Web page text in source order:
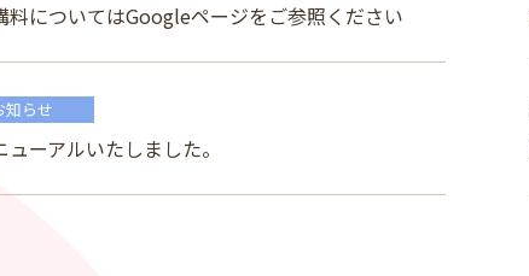
料についてはGoogleページをご参照ください
知らせ
ーアルいたしました。